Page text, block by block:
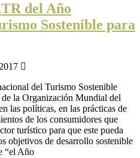
del Año
Sostenible para
del Turismo Sostenible
la Organización Mundial del
las políticas, en las prácticas de
de los consumidores que
turístico para que este pueda
objetivos de desarrollo sostenible
“el Año